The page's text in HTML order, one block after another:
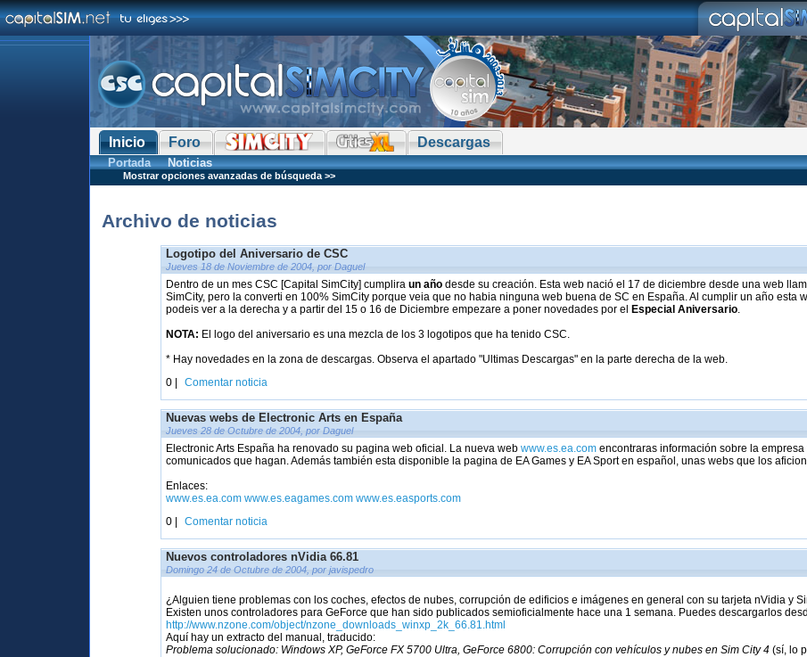
Inicio Foro Descargas
Portada Noticias
Mostrar opciones avanzadas de búsqueda >>
Archivo de noticias
Logotipo del Aniversario de CSC
Jueves 18 de Noviembre de 2004, por Daguel
Dentro de un mes CSC [Capital SimCity] cumpliraun añodesde su creación. Esta web nació el 17 de diciembre desde una web
SimCity, pero la converti en 100% SimCity porque veia que no habia ninguna web buena de SC en España. Al cumplir un año esta
podeis ver a la derecha y a partir del 15 o 16 de Diciembre empezare a poner novedades por el
Especial Aniversario.
NOTA: El logo del aniversario es una mezcla de los 3 logotipos que ha tenido CSC.
* Hay novedades en la zona de descargas. Observa el apartado "Ultimas Descargas" en la parte derecha de la web.
0 |
Comentar noticia
Nuevas webs de Electronic Arts en España
Jueves 28 de Octubre de 2004, por Daguel
Electronic Arts España ha renovado su pagina web oficial. La nueva webwww.es.ea.com encontraras información sobre la
comunicados que hagan. Además también esta disponible la pagina de EA Games y EA Sport en español, unas webs que los
Enlaces:
www.es.ea.com www.es.eagames.com www.es.easports.com
0 |
Comentar noticia
Nuevos controladores nVidia 66.81
Domingo 24 de Octubre de 2004, por javispedro
¿Alguien tiene problemas con los coches, efectos de nubes, corrupción de edificios e imágenes en general con su tarjeta nVidia y
Existen unos controladores para GeForce que han sido publicados semioficialmente hace una 1 semana. Puedes descargarlos
http://www.nzone.com/object/nzone_downloads_winxp_2k_66.81.html
Aquí hay un extracto del manual, traducido:
Problema solucionado: Windows XP, GeForce FX 5700 Ultra, GeForce 6800: Corrupción con vehículos y nubes en Sim City 4(sí, lo